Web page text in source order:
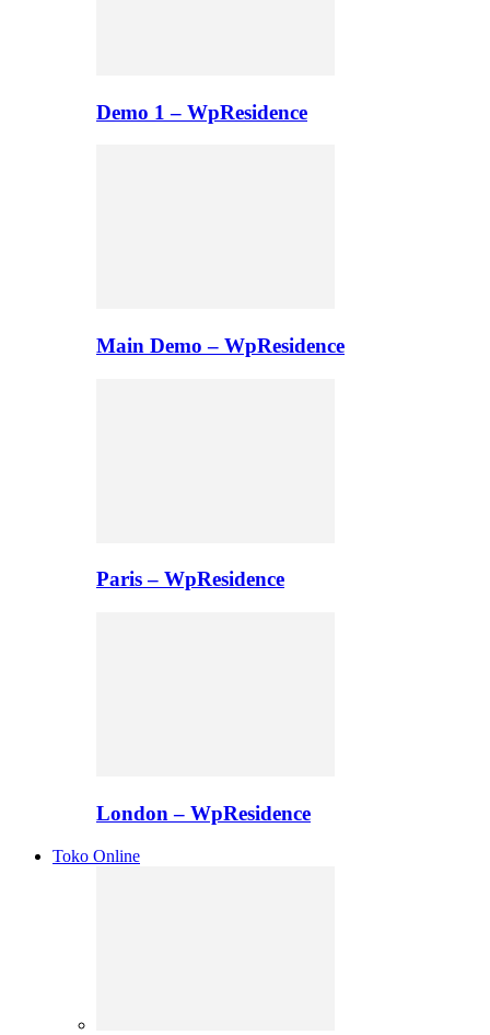
Demo 1 – WpResidence
Main Demo – WpResidence
Paris – WpResidence
London – WpResidence
Toko Online